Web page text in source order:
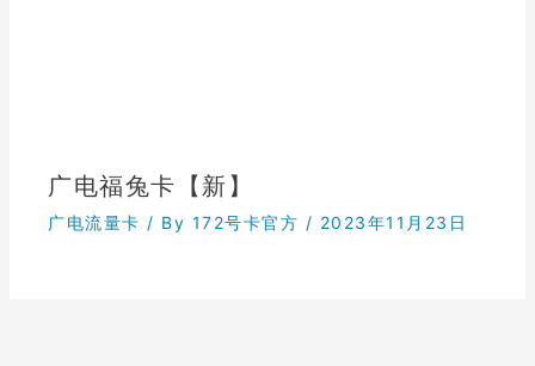
广电福兔卡【新】
广电流量卡 / By 172号卡官方 / 2023年11月23日